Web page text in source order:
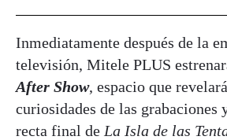
Inmediatamente después de la
televisión, Mitele PLUS
After Show, espacio que
curiosidades de las grabaciones
recta final de La Isla de las